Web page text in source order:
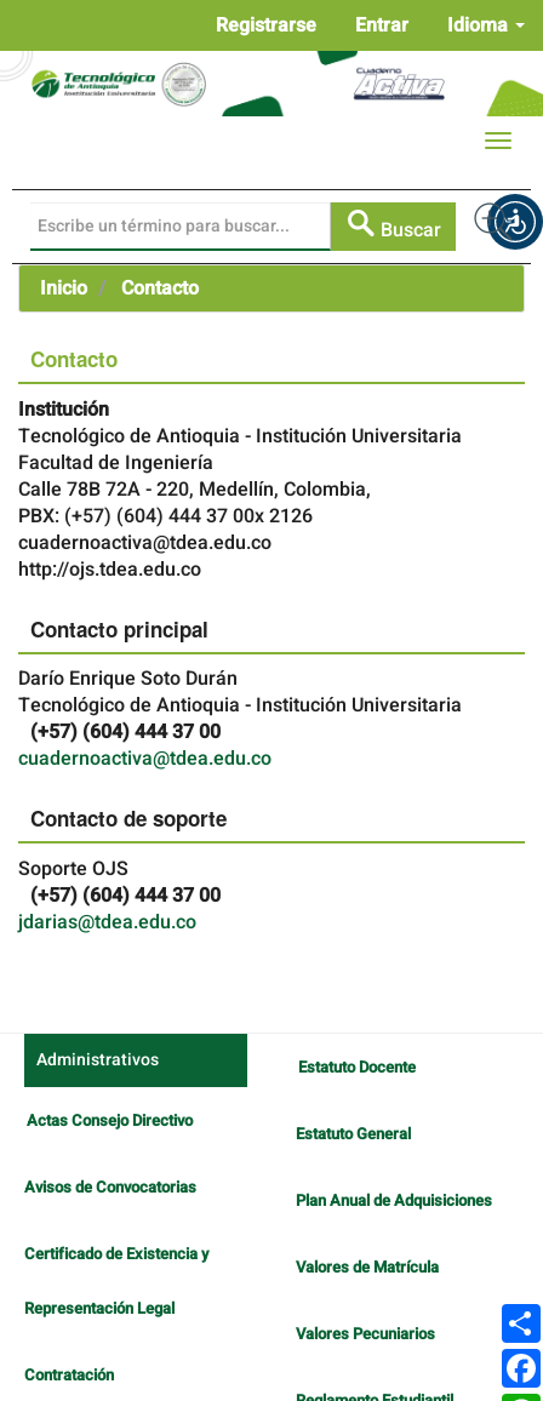
Contenido
principal
Idioma
Registrarse Entrar
Buscar
Toggle
Inicio Contacto
Contacto
Institución
Tecnológico de Antioquia - Institución Universitaria
Facultad de Ingeniería
Calle 78B 72A - 220, Medellín, Colombia,
PBX: (+57) (604) 444 37 00x 2126
cuadernoactiva@tdea.edu.co
http://ojs.tdea.edu.co
Contacto principal
Darío Enrique Soto Durán
Tecnológico de Antioquia - Institución Universitaria
Teléfono
(+57) (604) 444 37 00
cuadernoactiva@tdea.edu.co
Contacto de soporte
Soporte OJS
Teléfono
(+57) (604) 444 37 00
jdarias@tdea.edu.co
Administrativos
Actas Consejo Directivo
Avisos de Convocatorias
Certificado de Existencia y
Representación Legal
Contratación
Estatuto Docente
Estatuto General
Plan Anual de Adquisiciones
Valores de Matrícula
Valores Pecuniarios